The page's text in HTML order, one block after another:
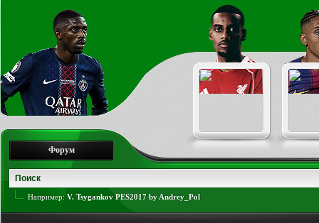
Форум
Например: V. Tsygankov PES2017 by Andrey_Pol